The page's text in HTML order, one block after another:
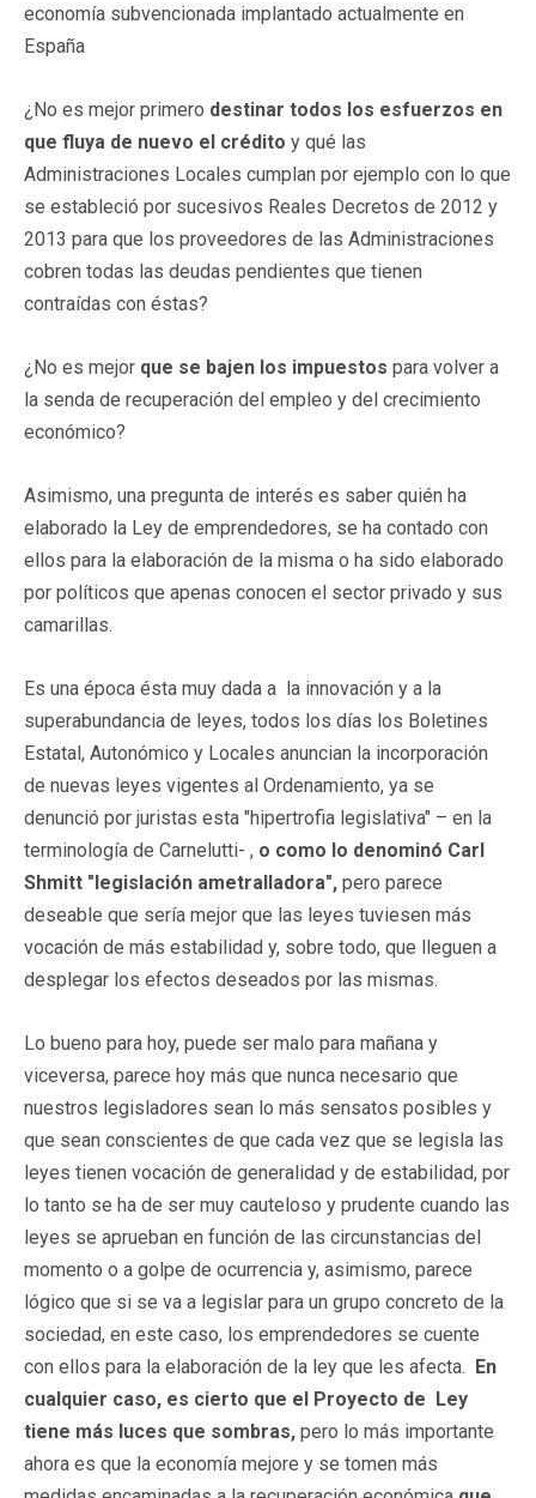
economía subvencionada implantado actualmente en
España
¿No es mejor primero destinar todos los esfuerzos en
que fluya de nuevo el crédito y qué las
Administraciones Locales cumplan por ejemplo con lo que
se estableció por sucesivos Reales Decretos de 2012 y
2013 para que los proveedores de las Administraciones
cobren todas las deudas pendientes que tienen
contraídas con éstas?
¿No es mejor que se bajen los impuestos para volver a
la senda de recuperación del empleo y del crecimiento
económico?
Asimismo, una pregunta de interés es saber quién ha
elaborado la Ley de emprendedores, se ha contado con
ellos para la elaboración de la misma o ha sido elaborado
por políticos que apenas conocen el sector privado y sus
camarillas.
Es una época ésta muy dada a la innovación y a la
superabundancia de leyes, todos los días los Boletines
Estatal, Autonómico y Locales anuncian la incorporación
de nuevas leyes vigentes al Ordenamiento, ya se
denunció por juristas esta "hipertrofia legislativa" – en la
terminología de Carnelutti- , o como lo denominó Carl
Shmitt "legislación ametralladora", pero parece
deseable que sería mejor que las leyes tuviesen más
vocación de más estabilidad y, sobre todo, que lleguen a
desplegar los efectos deseados por las mismas.
Lo bueno para hoy, puede ser malo para mañana y
viceversa, parece hoy más que nunca necesario que
nuestros legisladores sean lo más sensatos posibles y
que sean conscientes de que cada vez que se legisla las
leyes tienen vocación de generalidad y de estabilidad, por
lo tanto se ha de ser muy cauteloso y prudente cuando las
leyes se aprueban en función de las circunstancias del
momento o a golpe de ocurrencia y, asimismo, parece
lógico que si se va a legislar para un grupo concreto de la
sociedad, en este caso, los emprendedores se cuente
con ellos para la elaboración de la ley que les afecta. En
cualquier caso, es cierto que el Proyecto de Ley
tiene más luces que sombras, pero lo más importante
ahora es que la economía mejore y se tomen más